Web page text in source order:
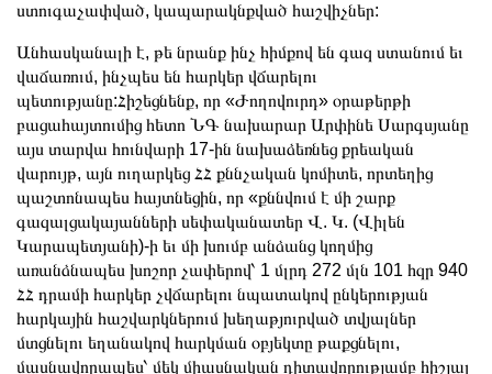
ստուգաչափված, կապարակնքված հաշվիչներ:
Անհասկանալի է, թե նրանք ինչ հիմքով են գազ ստանում եւ
վաճառում, ինչպես են հարկեր վճարելու
պետությանը:Հիշեցնենք, որ «Ժողովուրդ» օրաթերթի
բացահայտումից հետո ՆԳ նախարար Արփինե Սարգսյանը
այս տարվա հունվարի 17-ին նախաձեռնեց քրեական
վարույթ, այն ուղարկեց ՀՀ քննչական կոմիտե, որտեղից
պաշտոնապես հայտնեցին, որ «քննվում է մի շարք
գազալցակայանների սեփականատեր Վ. Կ. (Վիլեն
Կարապետյանի)-ի եւ մի խումբ անձանց կողմից
առանձնապես խոշոր չափերով՝ 1 մլրդ 272 մլն 101 հզր 940
ՀՀ դրամի հարկեր չվճարելու նպատակով ընկերության
հարկային հաշվարկներում խեղաթյուրված տվյալներ
մտցնելու եղանակով հարկման օբյեկտը թաքցնելու,
մասնավորապես՝ մեկ միասնական դիտավորությամբ հիշյալ